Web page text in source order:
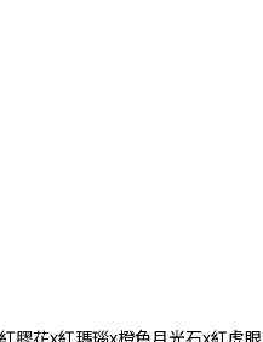
紅膠花x紅瑪瑙x橙色月光石x紅虎眼